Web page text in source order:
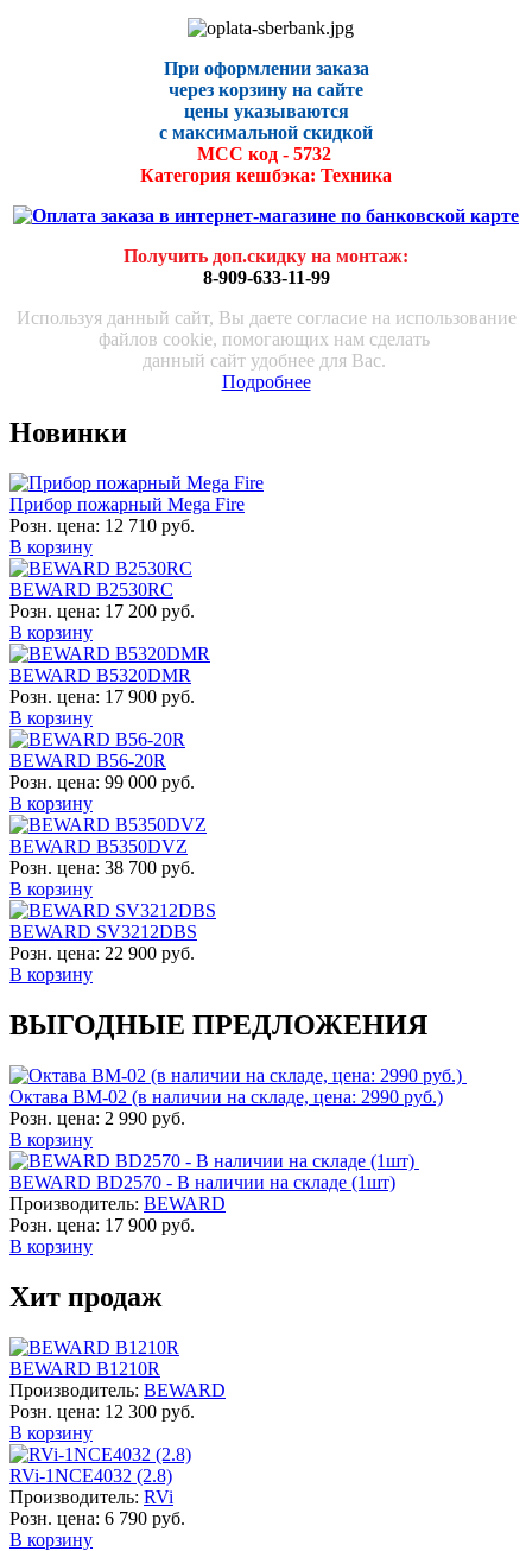
При оформлении заказа
через корзину на сайте
цены указываются
с максимальной скидкой
МСС код - 5732
Категория кешбэка: Техника
Получить доп.скидку на монтаж:
8-909-633-11-99
Используя данный сайт, Вы даете согласие на использование
файлов cookie, помогающих нам сделать
данный сайт удобнее для Вас.
Подробнее
Новинки
Прибор пожарный Mega Fire
Розн. цена: 12 710 руб.
В корзину
BEWARD B2530RC
Розн. цена: 17 200 руб.
В корзину
BEWARD B5320DMR
Розн. цена: 17 900 руб.
В корзину
BEWARD B56-20R
Розн. цена: 99 000 руб.
В корзину
BEWARD B5350DVZ
Розн. цена: 38 700 руб.
В корзину
BEWARD SV3212DBS
Розн. цена: 22 900 руб.
В корзину
ВЫГОДНЫЕ ПРЕДЛОЖЕНИЯ
Октава ВМ-02 (в наличии на складе, цена: 2990 руб.)
Розн. цена: 2 990 руб.
В корзину
BEWARD BD2570 - В наличии на складе (1шт)
Производитель: BEWARD
Розн. цена: 17 900 руб.
В корзину
Хит продаж
BEWARD B1210R
Производитель: BEWARD
Розн. цена: 12 300 руб.
В корзину
RVi-1NCE4032 (2.8)
Производитель: RVi
Розн. цена: 6 790 руб.
В корзину